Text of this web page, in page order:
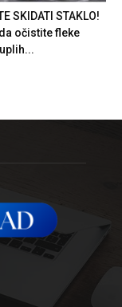
SKIDATI STAKLO!
očistite fleke